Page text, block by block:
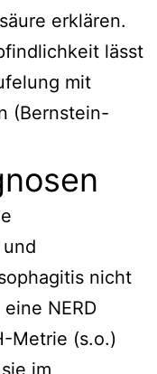
erklären.
lässt
mit
(Bernstein-
nicht
NERD
Metrie (s.o.)
im